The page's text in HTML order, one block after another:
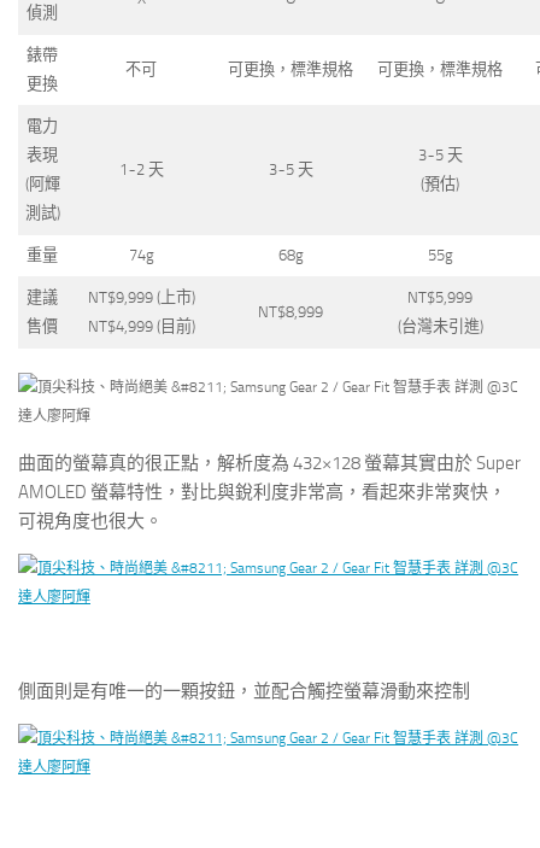
偵測
錶帶
更換
不可 可更換，標準規格 可更換，標準規格
電力
表現
(阿輝
測試)
1~2 天 3~5 天
3~5 天
(預估)
重量 74g 68g 55g
建議
售價
NT$9,999 (上市)
NT$4,999 (目前)
NT$8,999
NT$5,999
(台灣未引進)
曲面的螢幕真的很正點，解析度為 432×128 螢幕其實由於 Super
AMOLED 螢幕特性，對比與銳利度非常高，看起來非常爽快，
可視角度也很大。
側面則是有唯一的一顆按鈕，並配合觸控螢幕滑動來控制